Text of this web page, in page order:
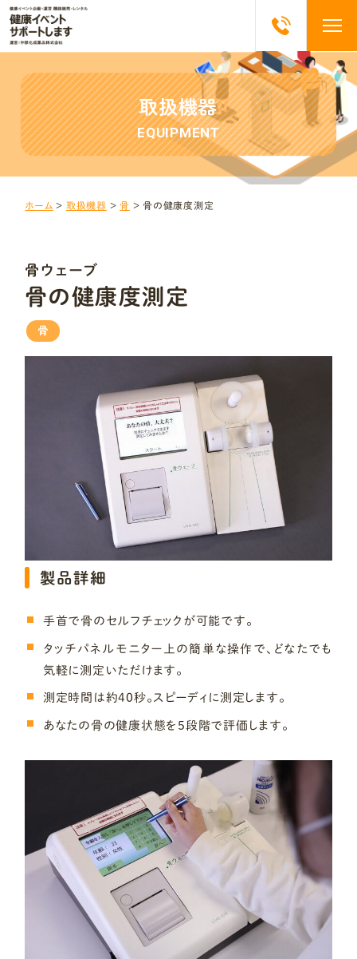
取扱機器
EQUIPMENT
ホーム ＞ 取扱機器 ＞骨 ＞骨の健康度測定
骨ウェーブ
骨の健康度測定
骨
製品詳細
手首で骨のセルフチェックが可能です。
タッチパネルモニター上の簡単な操作で、どなたでも
気軽に測定いただけます。
測定時間は約40秒。スピーディに測定します。
あなたの骨の健康状態を5段階で評価します。